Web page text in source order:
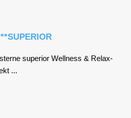
supe­ri­or Well­ness & Relax-
...